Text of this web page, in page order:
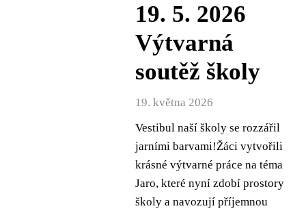
19. 5. 2026
Výtvarná
soutěž školy
19. května 2026
Vestibul naší školy se rozzářil
jarními barvami!Žáci vytvořili
krásné výtvarné práce na téma
Jaro, které nyní zdobí prostory
školy a navozují příjemnou